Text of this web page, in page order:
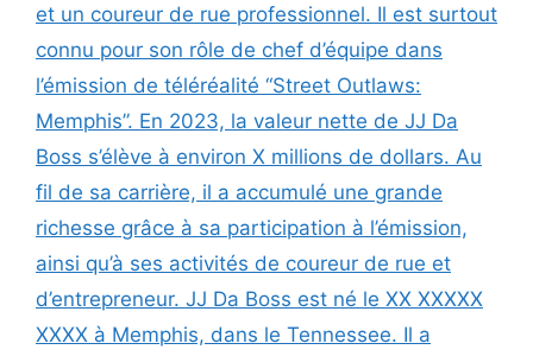
et un coureur de rue professionnel. Il est surtout
connu pour son rôle de chef d’équipe dans
l’émission de téléréalité “Street Outlaws:
Memphis”. En 2023, la valeur nette de JJ Da
Boss s’élève à environ X millions de dollars. Au
fil de sa carrière, il a accumulé une grande
richesse grâce à sa participation à l’émission,
ainsi qu’à ses activités de coureur de rue et
d’entrepreneur. JJ Da Boss est né le XX XXXXX
XXXX à Memphis, dans le Tennessee. Il a